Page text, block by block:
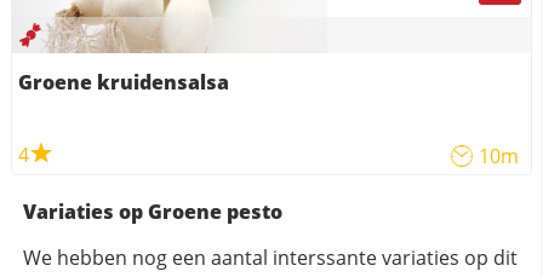
Groene kruidensalsa
4 10m
Variaties op Groene pesto
We hebben nog een aantal interssante variaties op dit